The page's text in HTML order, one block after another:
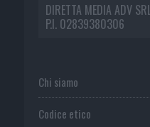
DIRETTA MEDIA ADV SRL
P.I. 02839380306
Chi siamo
Codice etico